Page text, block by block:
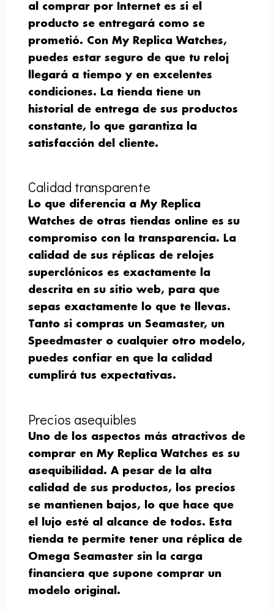
al comprar por Internet es si el
producto se entregará como se
prometió. Con My Replica Watches,
puedes estar seguro de que tu reloj
llegará a tiempo y en excelentes
condiciones. La tienda tiene un
historial de entrega de sus productos
constante, lo que garantiza la
satisfacción del cliente.
Calidad transparente
Lo que diferencia a My Replica
Watches de otras tiendas online es su
compromiso con la transparencia. La
calidad de sus réplicas de relojes
superclónicos es exactamente la
descrita en su sitio web, para que
sepas exactamente lo que te llevas.
Tanto si compras un Seamaster, un
Speedmaster o cualquier otro modelo,
puedes confiar en que la calidad
cumplirá tus expectativas.
Precios asequibles
Uno de los aspectos más atractivos de
comprar en My Replica Watches es su
asequibilidad. A pesar de la alta
calidad de sus productos, los precios
se mantienen bajos, lo que hace que
el lujo esté al alcance de todos. Esta
tienda te permite tener una réplica de
Omega Seamaster sin la carga
financiera que supone comprar un
modelo original.